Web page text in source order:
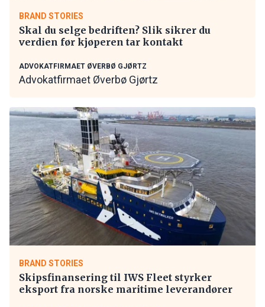
BRAND STORIES
Skal du selge bedriften? Slik sikrer du
verdien før kjøperen tar kontakt
ADVOKATFIRMAET ØVERBØ GJØRTZ
Advokatfirmaet Øverbø Gjørtz
BRAND STORIES
Skipsfinansering til IWS Fleet styrker
eksport fra norske maritime leverandører